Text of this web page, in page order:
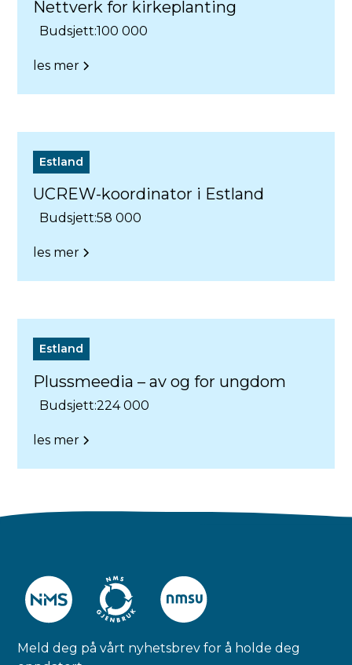
Nettverk for kirkeplanting
Budsjett:100 000
les mer
Estland
UCREW-koordinator i Estland
Budsjett:58 000
les mer
Estland
Plussmeedia – av og for ungdom
Budsjett:224 000
les mer
Meld deg på vårt nyhetsbrev for å holde deg